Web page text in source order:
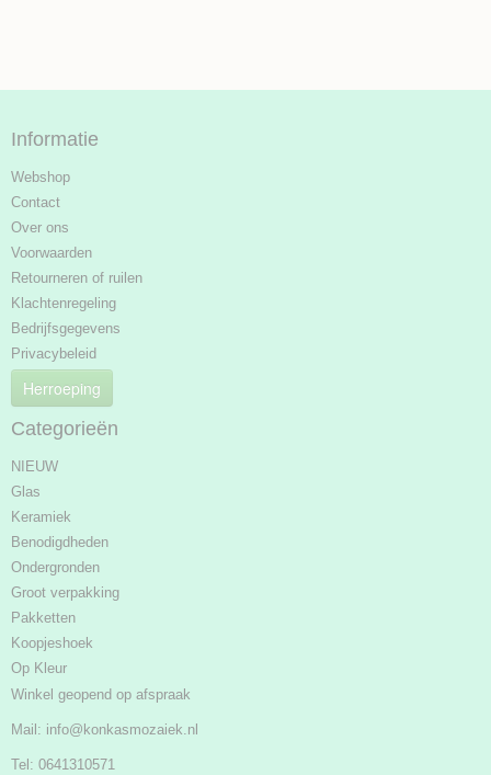
Informatie
Webshop
Contact
Over ons
Voorwaarden
Retourneren of ruilen
Klachtenregeling
Bedrijfsgegevens
Privacybeleid
Herroeping
Categorieën
NIEUW
Glas
Keramiek
Benodigdheden
Ondergronden
Groot verpakking
Pakketten
Koopjeshoek
Op Kleur
Winkel geopend op afspraak
Mail: info@konkasmozaiek.nl
Tel: 0641310571